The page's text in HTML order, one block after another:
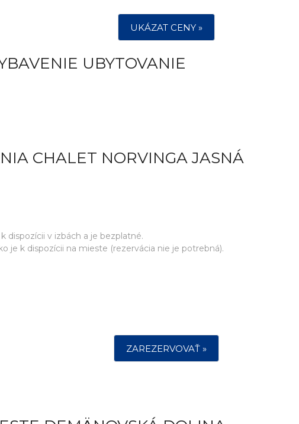
UKÁZAT CENY »
UBYTOVANIE
CHALET NORVINGA JASNÁ
dispozícii v izbách a je bezplatné.
je k dispozícii na mieste (rezervácia nie je potrebná).
ZAREZERVOVAŤ »